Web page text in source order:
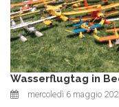
Wasserflugtag in
mercoledì 6 maggio